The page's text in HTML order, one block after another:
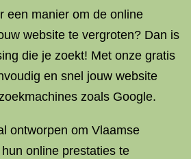
een manier om de online
website te vergroten? Dan is
die je zoekt! Met onze gratis
en snel jouw website
zoals Google.
ontworpen om Vlaamse
online prestaties te